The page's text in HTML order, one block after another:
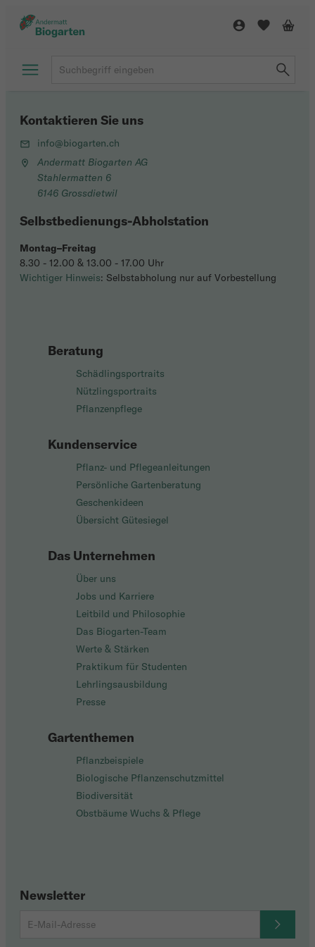
Beratung
Schädlingsportraits
Nützlingsportraits
Pflanzenpflege
Kundenservice
Pflanz- und Pflegeanleitungen
Persönliche Gartenberatung
Geschenkideen
Übersicht Gütesiegel
Das Unternehmen
Über uns
Jobs und Karriere
Leitbild und Philosophie
Das Biogarten-Team
Werte & Stärken
Praktikum für Studenten
Lehrlingsausbildung
Presse
Gartenthemen
Pflanzbeispiele
Biologische Pflanzenschutzmittel
Biodiversität
Obstbäume Wuchs & Pflege
Newsletter
Kontaktieren Sie uns
info@biogarten.ch
Andermatt Biogarten AG
Stahlermatten 6
6146 Grossdietwil
Selbstbedienungs-Abholstation
Montag–Freitag
8.30 - 12.00 & 13.00 - 17.00 Uhr
Wichtiger Hinweis: Selbstabholung nur auf Vorbestellung